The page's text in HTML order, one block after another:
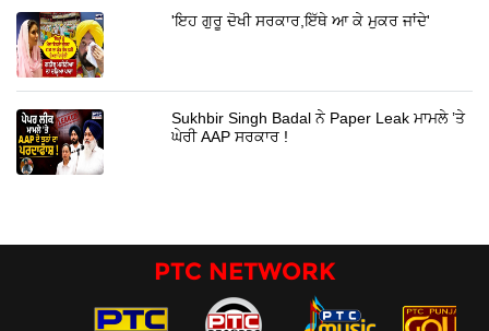
'ਇਹ ਗੁਰੂ ਦੋਖੀ ਸਰਕਾਰ,ਇੱਥੇ ਆ ਕੇ ਮੁਕਰ ਜਾਂਦੇ'
Sukhbir Singh Badal ਨੇ Paper Leak ਮਾਮਲੇ ’ਤੇ
ਘੇਰੀ AAP ਸਰਕਾਰ !
PTC NETWORK